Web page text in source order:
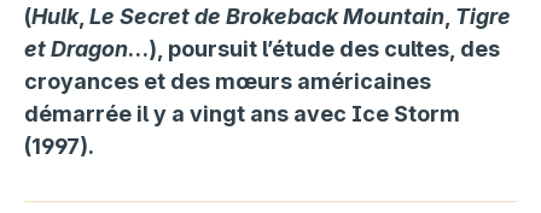
(Hulk, Le Secret de Brokeback Mountain, Tigre
et Dragon…), poursuit l’étude des cultes, des
croyances et des mœurs américaines
démarrée il y a vingt ans avec Ice Storm
(1997).